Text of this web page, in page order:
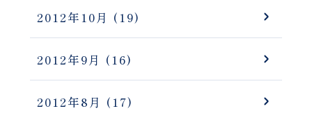
2012年10月 (19)
2012年9月 (16)
2012年8月 (17)